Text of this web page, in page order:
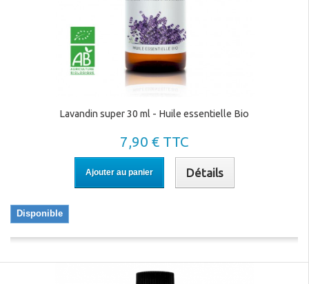
Lavandin super 30 ml - Huile essentielle Bio
7,90 € TTC
Ajouter au panier Détails
Disponible